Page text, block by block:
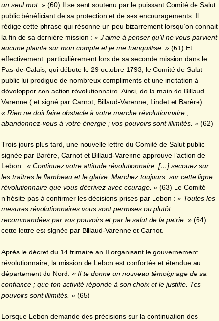
un seul mot. » (60) Il se sent soutenu par le puissant Comité de Salut
public bénéficiant de sa protection et de ses encouragements. Il
rédige cette phrase qui résonne un peu bizarrement lorsqu’on connait
la fin de sa dernière mission : « J’aime à penser qu’il ne vous parvient
aucune plainte sur mon compte et je me tranquillise. » (61) Et
effectivement, particulièrement lors de sa seconde mission dans le
Pas-de-Calais, qui débute le 29 octobre 1793, le Comité de Salut
public lui prodigue de nombreux compliments et une incitation à
développer son action révolutionnaire. Ainsi, de la main de Billaud-
Varenne ( et signé par Carnot, Billaud-Varenne, Lindet et Barère) :
« Rien ne doit faire obstacle à votre marche révolutionnaire ;
abandonnez-vous à votre énergie ; vos pouvoirs sont illimités. » (62)
Trois jours plus tard, une nouvelle lettre du Comité de Salut public
signée par Barère, Carnot et Billaud-Varenne approuve l’action de
Lebon : « Continuez votre attitude révolutionnaire. […] secouez sur
les traîtres le flambeau et le glaive. Marchez toujours, sur cette ligne
révolutionnaire que vous décrivez avec courage. » (63) Le Comité
n’hésite pas à confirmer les décisions prises par Lebon : « Toutes les
mesures révolutionnaires vous sont permises ou plutôt
recommandées par vos pouvoirs et par le salut de la patrie. » (64)
cette lettre est signée par Billaud-Varenne et Carnot.
Après le décret du 14 frimaire an II organisant le gouvernement
révolutionnaire, la mission de Lebon est confortée et étendue au
département du Nord. « Il te donne un nouveau témoignage de sa
confiance ; que ton activité réponde à son choix et le justifie. Tes
pouvoirs sont illimités. » (65)
Lorsque Lebon demande des précisions sur la continuation des